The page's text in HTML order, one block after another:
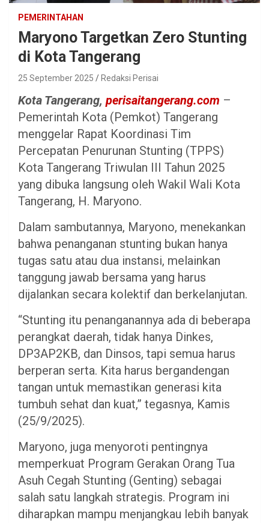
PEMERINTAHAN
Maryono Targetkan Zero Stunting
di Kota Tangerang
25 September 2025 Redaksi Perisai
Kota Tangerang, perisaitangerang.com –
Pemerintah Kota (Pemkot) Tangerang
menggelar Rapat Koordinasi Tim
Percepatan Penurunan Stunting (TPPS)
Kota Tangerang Triwulan III Tahun 2025
yang dibuka langsung oleh Wakil Wali Kota
Tangerang, H. Maryono.
Dalam sambutannya, Maryono, menekankan
bahwa penanganan stunting bukan hanya
tugas satu atau dua instansi, melainkan
tanggung jawab bersama yang harus
dijalankan secara kolektif dan berkelanjutan.
“Stunting itu penanganannya ada di beberapa
perangkat daerah, tidak hanya Dinkes,
DP3AP2KB, dan Dinsos, tapi semua harus
berperan serta. Kita harus bergandengan
tangan untuk memastikan generasi kita
tumbuh sehat dan kuat,” tegasnya, Kamis
(25/9/2025).
Maryono, juga menyoroti pentingnya
memperkuat Program Gerakan Orang Tua
Asuh Cegah Stunting (Genting) sebagai
salah satu langkah strategis. Program ini
diharapkan mampu menjangkau lebih banyak